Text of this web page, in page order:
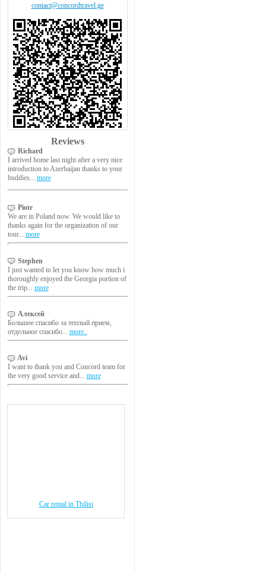
contact@concordtravel.ge
Reviews
Richard
I arrived home last night after a very nice
introduction to Azerbaijan thanks to your
buddies... more
Piotr
We are in Poland now. We would like to
thanks again for the organization of our
tour... more
Stephen
I just wanted to let you know how much i
thoroughly enjoyed the Georgia portion of
the trip... more
Алексей
Большое спасибо за теплый прием,
отдельное спасибо... more..
Avi
I want to thank you and Concord team for
the very good service and... more
Car rental in Tbilisi